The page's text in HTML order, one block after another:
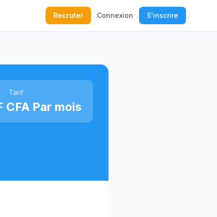
Recruter Connexion S'inscrire
Tarif
CFA Par mois